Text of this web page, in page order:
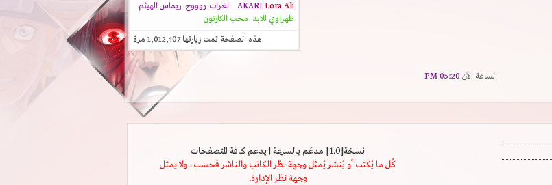
AKARILora Ali الغراب روووح ريماس الهيثم
ظهراوي للابد محب الكارتون
هذه الصفحة تمت زيارتها1,012,407 مرة
الساعة الآن 05:20 PM
نسخة[1.0] مدعَم بالسرعة | يدعم كافة المتصفحات
كُل ما يُكتب أو يُنشر يُمثل وجهة نظر الكاتب والناشر فحسب، ولا يمثل
وجهة نظر الإدارة.